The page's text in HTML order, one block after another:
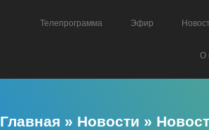
Телепрограмма Эфир
О
Главная » Новости »